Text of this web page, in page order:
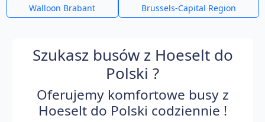
Walloon Brabant
Brussels-Capital Region
Szukasz busów z Hoeselt do
Polski ?
Oferujemy komfortowe busy z
Hoeselt do Polski codziennie !